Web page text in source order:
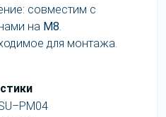
совместим с
на M8.
для монтажа.